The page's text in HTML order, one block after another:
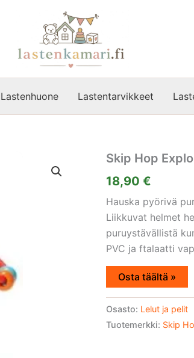
Lastenhuone Lastentarvikkeet
Skip Hop
18,90 €
Hauska pyörivä
Liikkuvat helmet
puruystävällistä
PVC ja ftalaatti
Osta täältä »
Osasto: Lelut ja pelit
Tuotemerkki: Skip